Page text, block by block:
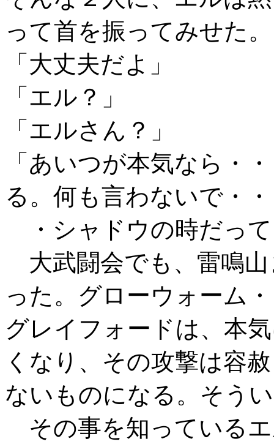
って首を振ってみせた。
「大丈夫だよ」
「エル？」
「エルさん？」
「あいつが本気なら・
る。何も言わないで・・
・シャドウの時だっ
大武闘会でも、雷鳴
った。グローウォーム・
グレイフォードは、本
くなり、その攻撃は容赦
ないものになる。そう
その事を知っている